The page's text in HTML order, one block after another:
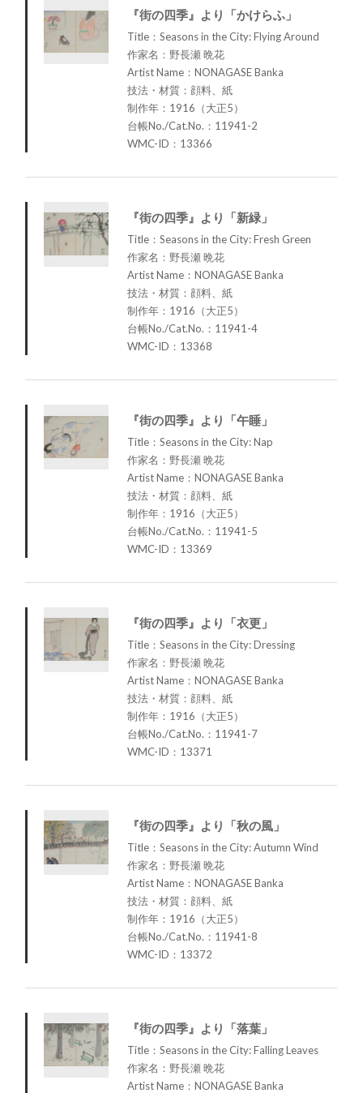
『街の四季』より「かけらふ」
Title：Seasons in the City: Flying Around
作家名：野長瀬 晩花
Artist Name：NONAGASE Banka
技法・材質：顔料、紙
制作年：1916（大正5）
台帳No./Cat.No.：11941-2
WMC-ID：13366
『街の四季』より「新緑」
Title：Seasons in the City: Fresh Green
作家名：野長瀬 晩花
Artist Name：NONAGASE Banka
技法・材質：顔料、紙
制作年：1916（大正5）
台帳No./Cat.No.：11941-4
WMC-ID：13368
『街の四季』より「午睡」
Title：Seasons in the City: Nap
作家名：野長瀬 晩花
Artist Name：NONAGASE Banka
技法・材質：顔料、紙
制作年：1916（大正5）
台帳No./Cat.No.：11941-5
WMC-ID：13369
『街の四季』より「衣更」
Title：Seasons in the City: Dressing
作家名：野長瀬 晩花
Artist Name：NONAGASE Banka
技法・材質：顔料、紙
制作年：1916（大正5）
台帳No./Cat.No.：11941-7
WMC-ID：13371
『街の四季』より「秋の風」
Title：Seasons in the City: Autumn Wind
作家名：野長瀬 晩花
Artist Name：NONAGASE Banka
技法・材質：顔料、紙
制作年：1916（大正5）
台帳No./Cat.No.：11941-8
WMC-ID：13372
『街の四季』より「落葉」
Title：Seasons in the City: Falling Leaves
作家名：野長瀬 晩花
Artist Name：NONAGASE Banka